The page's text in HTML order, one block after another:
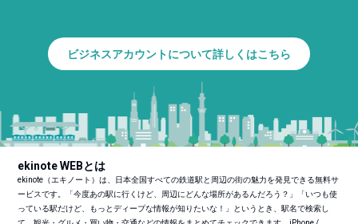
ビジネスアカウントについて詳しくはこちら
ekinote WEBとは
ekinote（エキノート）は、日本全国すべての鉄道駅と周辺の街の魅力を発見できる無料サ
ービスです。「今度あの駅に行くけど、周辺にどんな場所があるんだろう？」「いつも使
っている駅だけど、もっとディープな情報が知りたいな！」というとき、駅名で検索し